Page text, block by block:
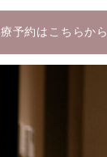
予約はこちらから